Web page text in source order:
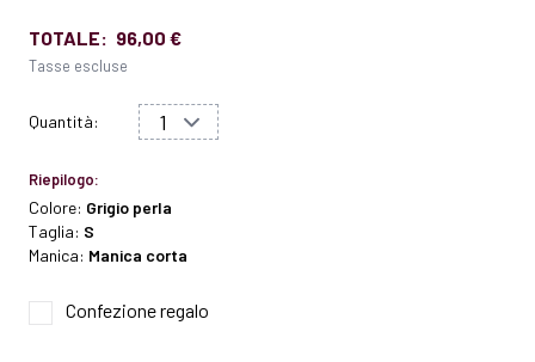
TOTALE: 96,00 €
Tasse escluse
Quantità:
Riepilogo:
Colore: Grigio perla
Taglia: S
Manica: Manica corta
Confezione regalo